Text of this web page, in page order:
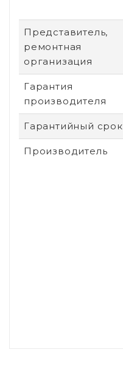
Представитель,
ремонтная
организация
Гарантия
производителя
Гарантийный срок
Производитель